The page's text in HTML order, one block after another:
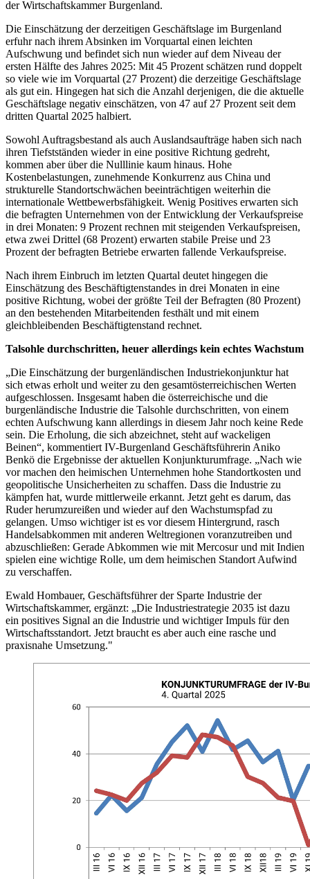
der Wirtschaftskammer Burgenland.
Die Einschätzung der derzeitigen Geschäftslage im Burgenland
erfuhr nach ihrem Absinken im Vorquartal einen leichten
Aufschwung und befindet sich nun wieder auf dem Niveau der
ersten Hälfte des Jahres 2025: Mit 45 Prozent schätzen rund doppelt
so viele wie im Vorquartal (27 Prozent) die derzeitige Geschäftslage
als gut ein. Hingegen hat sich die Anzahl derjenigen, die die aktuelle
Geschäftslage negativ einschätzen, von 47 auf 27 Prozent seit dem
dritten Quartal 2025 halbiert.
Sowohl Auftragsbestand als auch Auslandsaufträge haben sich nach
ihren Tiefstständen wieder in eine positive Richtung gedreht,
kommen aber über die Nulllinie kaum hinaus. Hohe
Kostenbelastungen, zunehmende Konkurrenz aus China und
strukturelle Standortschwächen beeinträchtigen weiterhin die
internationale Wettbewerbsfähigkeit. Wenig Positives erwarten sich
die befragten Unternehmen von der Entwicklung der Verkaufspreise
in drei Monaten: 9 Prozent rechnen mit steigenden Verkaufspreisen,
etwa zwei Drittel (68 Prozent) erwarten stabile Preise und 23
Prozent der befragten Betriebe erwarten fallende Verkaufspreise.
Nach ihrem Einbruch im letzten Quartal deutet hingegen die
Einschätzung des Beschäftigtenstandes in drei Monaten in eine
positive Richtung, wobei der größte Teil der Befragten (80 Prozent)
an den bestehenden Mitarbeitenden festhält und mit einem
gleichbleibenden Beschäftigtenstand rechnet.
Talsohle durchschritten, heuer allerdings kein echtes Wachstum
„Die Einschätzung der burgenländischen Industriekonjunktur hat
sich etwas erholt und weiter zu den gesamtösterreichischen Werten
aufgeschlossen. Insgesamt haben die österreichische und die
burgenländische Industrie die Talsohle durchschritten, von einem
echten Aufschwung kann allerdings in diesem Jahr noch keine Rede
sein. Die Erholung, die sich abzeichnet, steht auf wackeligen
Beinen“, kommentiert IV-Burgenland Geschäftsführerin Aniko
Benkö die Ergebnisse der aktuellen Konjunkturumfrage. „Nach wie
vor machen den heimischen Unternehmen hohe Standortkosten und
geopolitische Unsicherheiten zu schaffen. Dass die Industrie zu
kämpfen hat, wurde mittlerweile erkannt. Jetzt geht es darum, das
Ruder herumzureißen und wieder auf den Wachstumspfad zu
gelangen. Umso wichtiger ist es vor diesem Hintergrund, rasch
Handelsabkommen mit anderen Weltregionen voranzutreiben und
abzuschließen: Gerade Abkommen wie mit Mercosur und mit Indien
spielen eine wichtige Rolle, um dem heimischen Standort Aufwind
zu verschaffen.
Ewald Hombauer, Geschäftsführer der Sparte Industrie der
Wirtschaftskammer, ergänzt: „Die Industriestrategie 2035 ist dazu
ein positives Signal an die Industrie und wichtiger Impuls für den
Wirtschaftsstandort. Jetzt braucht es aber auch eine rasche und
praxisnahe Umsetzung."